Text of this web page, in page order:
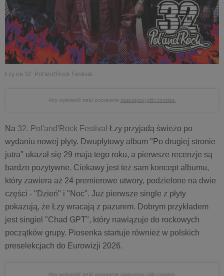
Łzy na 32. Pol'and'Rock Festival
Aby wyświetlić treść poprawnie zaakceptuj pliki cookies.
Na 32. Pol'and'Rock Festival Łzy przyjadą świeżo po
wydaniu nowej płyty. Dwupłytowy album "Po drugiej stronie
jutra" ukazał się 29 maja tego roku, a pierwsze recenzje są
bardzo pozytywne. Ciekawy jest też sam koncept albumu,
który zawiera aż 24 premierowe utwory, podzielone na dwie
części - "Dzień" i "Noc". Już pierwsze single z płyty
pokazują, że Łzy wracają z pazurem. Dobrym przykładem
jest singiel "Chad GPT", który nawiązuje do rockowych
początków grupy. Piosenka startuje również w polskich
preselekcjach do Eurowizji 2026.
Aby wyświetlić treść poprawnie zaakceptuj pliki cookies.